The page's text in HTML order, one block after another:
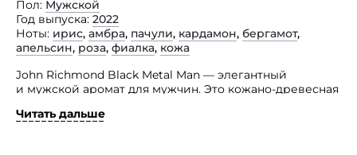
Пол Мужской
Год выпуска 2022
Ноты ирис, амбра, пачули, кардамон, бергамот,
апельсин, роза, фиалка, кожа
John Richmond Black Metal Man — элегантный
и мужской аромат для мужчин. Это кожано-древесная
всем мужчинам, которые живут современностью,
Читать дальше